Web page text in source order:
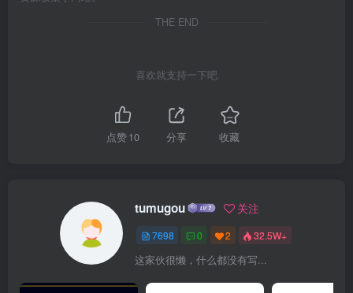
THE END
喜欢就支持一下吧
点赞10 分享 收藏
tumugou 关注
7698 0 2 32.5W+
这家伙很懒，什么都没有写...